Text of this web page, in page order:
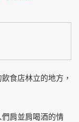
食店林立的地方，
肩並肩喝酒的情